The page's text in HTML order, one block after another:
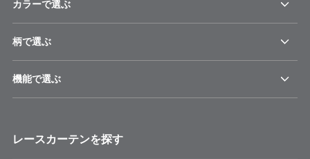
カラーで選ぶ
柄で選ぶ
機能で選ぶ
レースカーテンを探す